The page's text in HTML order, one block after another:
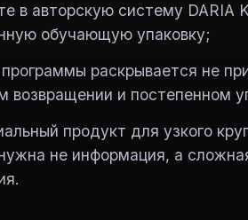
в авторскую систему DARIA
обучающую упаковку;
раскрывается не
возвращении и постепенном
продукт для узкого
не информация, а